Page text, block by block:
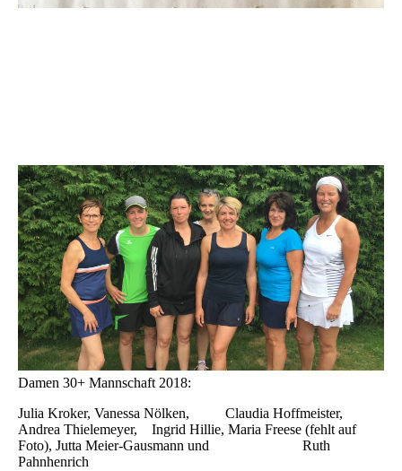
Damen 30+ Mannschaft 2018:
Julia Kroker, Vanessa Nölken, Claudia Hoffmeister,
Andrea Thielemeyer, Ingrid Hillie, Maria Freese (fehlt auf
Foto), Jutta Meier-Gausmann und Ruth
Pahnhenrich